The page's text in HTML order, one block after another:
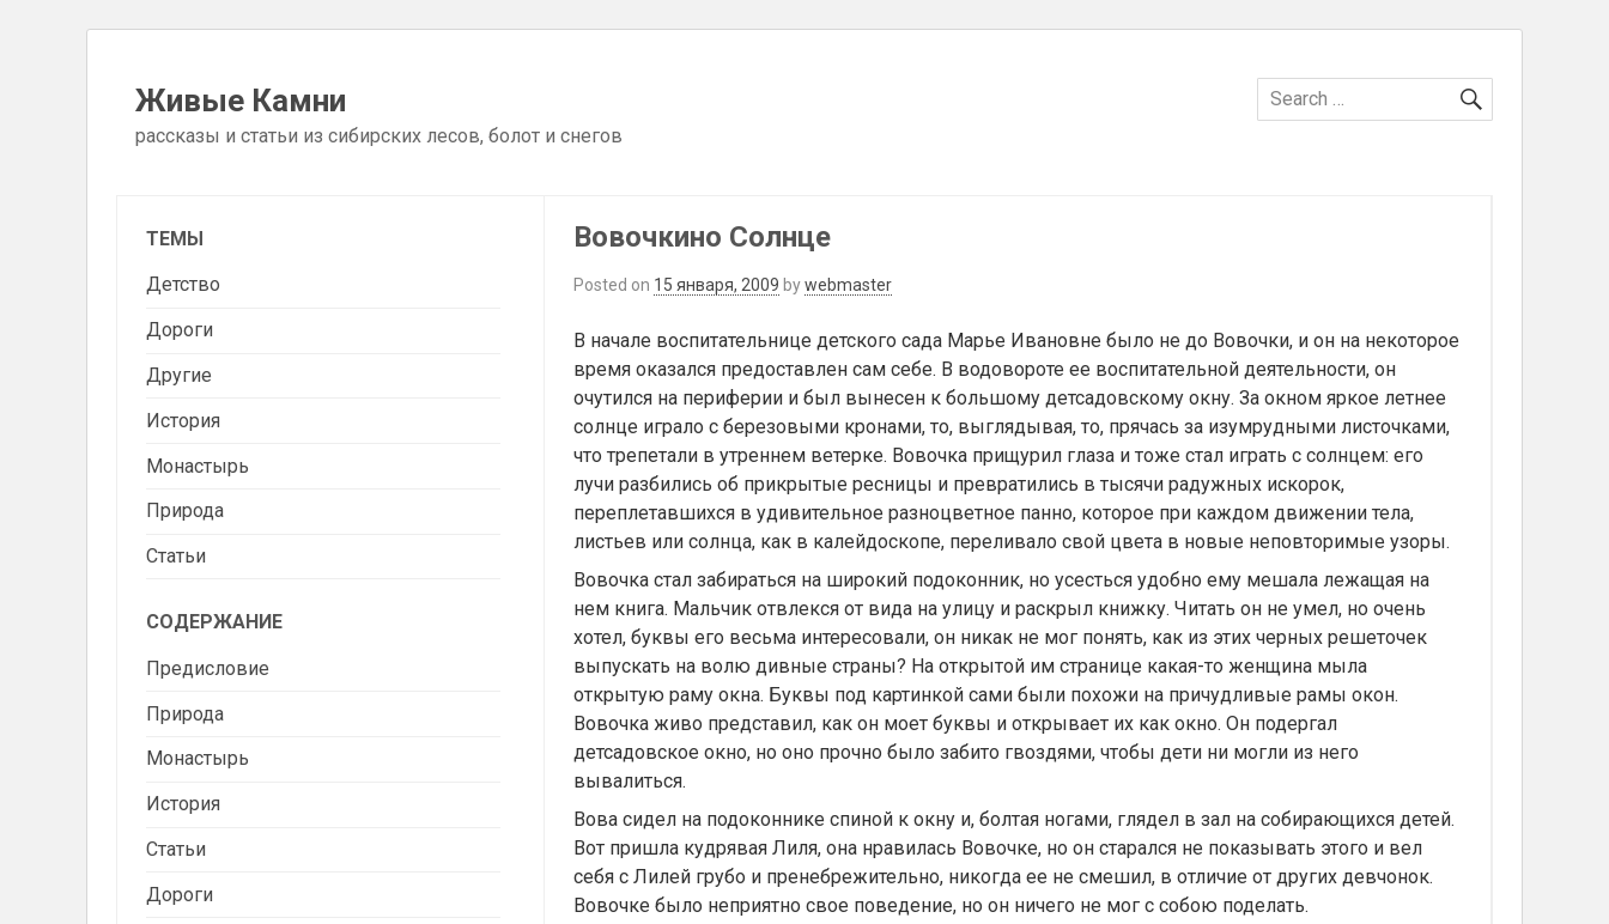
contentЖивые Камни
рассказы и статьи из сибирских лесов, болот и снегов
Search
for:
Вовочкино Солнце
Posted on 15 января, 2009 bywebmaster
В начале воспитательнице детского сада Марье Ивановне было не до Вовочки, и он на некоторое
время оказался предоставлен сам себе. В водовороте ее воспитательной деятельности, он
очутился на периферии и был вынесен к большому детсадовскому окну. За окном яркое летнее
солнце играло с березовыми кронами, то, выглядывая, то, прячась за изумрудными листочками,
что трепетали в утреннем ветерке. Вовочка прищурил глаза и тоже стал играть с солнцем: его
лучи разбились об прикрытые ресницы и превратились в тысячи радужных искорок,
переплетавшихся в удивительное разноцветное панно, которое при каждом движении тела,
листьев или солнца, как в калейдоскопе, переливало свой цвета в новые неповторимые узоры.
Вовочка стал забираться на широкий подоконник, но усесться удобно ему мешала лежащая на
нем книга. Мальчик отвлекся от вида на улицу и раскрыл книжку. Читать он не умел, но очень
хотел, буквы его весьма интересовали, он никак не мог понять, как из этих черных решеточек
выпускать на волю дивные страны? На открытой им странице какая-то женщина мыла
открытую раму окна. Буквы под картинкой сами были похожи на причудливые рамы окон.
Вовочка живо представил, как он моет буквы и открывает их как окно. Он подергал
детсадовское окно, но оно прочно было забито гвоздями, чтобы дети ни могли из него
вывалиться.
Вова сидел на подоконнике спиной к окну и, болтая ногами, глядел в зал на собирающихся детей.
Вот пришла кудрявая Лиля, она нравилась Вовочке, но он старался не показывать этого и вел
себя с Лилей грубо и пренебрежительно, никогда ее не смешил, в отличие от других девчонок.
Вовочке было неприятно свое поведение, но он ничего не мог с собою поделать.
ТЕМЫ
Детство
Дороги
Другие
История
Монастырь
Природа
Статьи
СОДЕРЖАНИЕ
Предисловие
Природа
Монастырь
История
Статьи
Дороги